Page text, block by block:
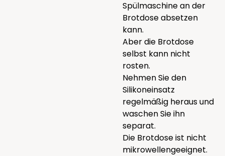
Spülmaschine an der
Brotdose absetzen
kann.
Aber die Brotdose
selbst kann nicht
rosten.
Nehmen Sie den
Silikoneinsatz
regelmäßig heraus und
waschen Sie ihn
separat.
Die Brotdose ist nicht
mikrowellengeeignet.